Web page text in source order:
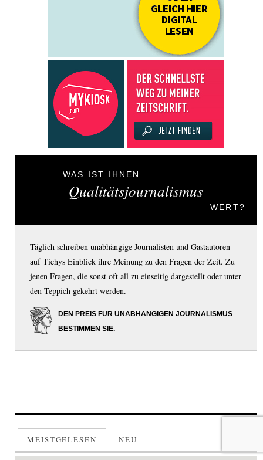
WAS IST IHNEN
Qualitätsjournalismus
WERT?
Täglich schreiben unabhängige Journalisten und Gastautoren
auf Tichys Einblick ihre Meinung zu den Fragen der Zeit. Zu
jenen Fragen, die sonst oft all zu einseitig dargestellt oder unter
den Teppich gekehrt werden.
DEN PREIS FÜR UNABHÄNGIGEN JOURNALISMUS
BESTIMMEN SIE.
MEISTGELESEN NEU